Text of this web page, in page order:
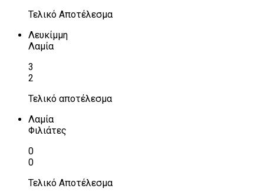
Τελικό Αποτέλεσμα
Λευκίμμη
Λαμία
3
2
Τελικό αποτέλεσμα
Λαμία
Φιλιάτες
0
0
Τελικό Αποτέλεσμα